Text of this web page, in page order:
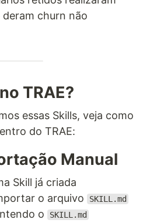
deram churn não
TRAE?
essas Skills, veja como
do TRAE:
Manual
Skill já criada
o arquivo
SKILL.md
o SKILL.md